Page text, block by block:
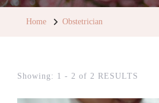
Home Obstetrician
Showing: 1 - 2 of 2 RESULTS